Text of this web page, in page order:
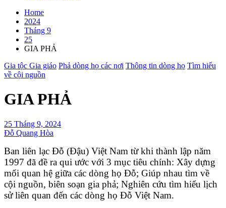
Home
2024
Tháng 9
25
GIA PHẢ
Gia tộc Gia giáo Phả dòng họ các nơi Thông tin dòng họ Tìm hiểu
về cội nguồn
GIA PHẢ
25 Tháng 9, 2024
Đỗ Quang Hòa
Ban liên lạc Đỗ (Đậu) Việt Nam từ khi thành lập năm
1997 đã đề ra qui ước với 3 mục tiêu chính: Xây dựng
mối quan hệ giữa các dòng họ Đỗ; Giúp nhau tìm về
cội nguồn, biên soạn gia phả; Nghiên cứu tìm hiểu lịch
sử liên quan đến các dòng họ Đỗ Việt Nam.